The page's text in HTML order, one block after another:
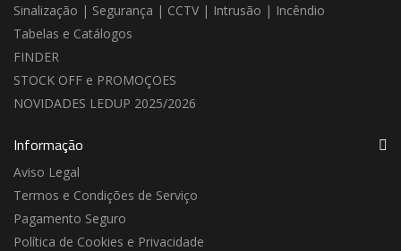
Sinalização | Segurança | CCTV | Intrusão | Incêndio
Tabelas e Catálogos
FINDER
STOCK OFF e PROMOÇOES
NOVIDADES LEDUP 2025/2026
Informação
Aviso Legal
Termos e Condições de Serviço
Pagamento Seguro
Política de Cookies e Privacidade